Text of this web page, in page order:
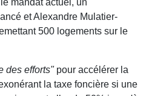
mandat actuel, un
et Alexandre Mulatier-
500 logements sur le
des efforts"pour accélérer la
la taxe foncière si une